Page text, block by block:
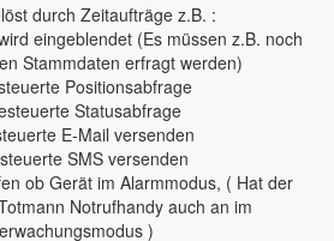
durch Zeitaufträge z.B. :
eingeblendet (Es müssen z.B. noch
Stammdaten erfragt werden)
Positionsabfrage
Statusabfrage
E-Mail versenden
SMS versenden
ob Gerät im Alarmmodus, ( Hat der
Notrufhandy auch an im
)